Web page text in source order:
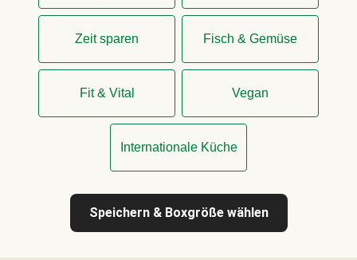
Zeit sparen Fisch & Gemüse
Fit & Vital Vegan
Internationale Küche
Speichern & Boxgröße wählen